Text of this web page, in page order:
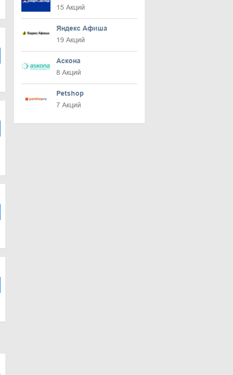
15 Акций
Яндекс Афиша
19 Акций
Аскона
8 Акций
Petshop
7 Акций